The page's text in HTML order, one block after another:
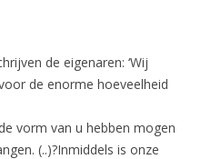
de eigenaren: ‘Wij
de enorme hoeveelheid
vorm van u hebben mogen
(..)?Inmiddels is onze